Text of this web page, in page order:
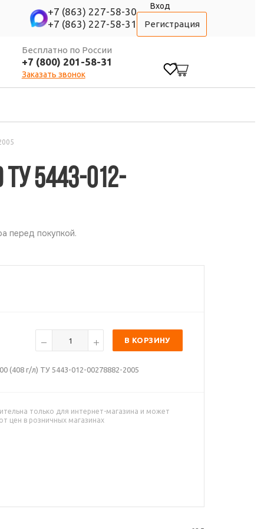
+7 (863) 227-58-30
+7 (863) 227-58-31
Вход
Регистрация
Бесплатно по России
+7 (800) 201-58-31
Заказать звонок
5443-012-
перед покупкой.
В КОРЗИНУ
(408 г/л) ТУ 5443-012-00278882-2005
только для интернет-магазина и может
цен в розничных магазинах